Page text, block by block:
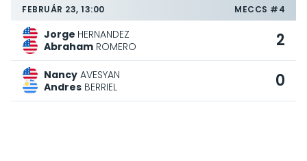
FEBRUÁR 23, 13:00 MECCS #4
Jorge HERNANDEZ
Abraham ROMERO 2
Nancy AVESYAN
Andres BERRIEL 0